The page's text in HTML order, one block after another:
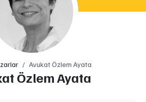
Avukat Özlem Ayata
Özlem Ayata